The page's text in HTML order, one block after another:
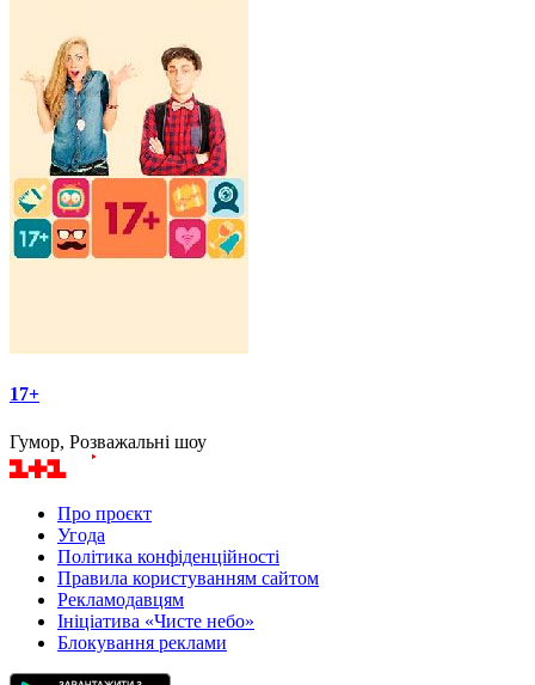
17+
Гумор, Розважальні шоу
Про проєкт
Угода
Політика конфіденційності
Правила користуванням сайтом
Рекламодавцям
Ініціатива «Чисте небо»
Блокування реклами